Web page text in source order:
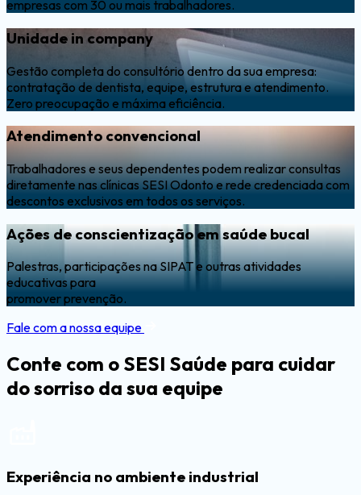
empresas com 30 ou mais trabalhadores.
Unidade in company
Gestão completa do consultório dentro da sua empresa:
contratação de dentista, equipe, estrutura e atendimento.
Zero preocupação e máxima eficiência.
Atendimento convencional
Trabalhadores e seus dependentes podem realizar consultas
diretamente nas clínicas SESI Odonto e rede credenciada com
descontos exclusivos em todos os serviços.
Ações de conscientização em saúde bucal
Palestras, participações na SIPAT e outras atividades
educativas para
promover prevenção.
Fale com a nossa equipe
Conte com o SESI Saúde para cuidar
do sorriso da sua equipe
Experiência no ambiente industrial